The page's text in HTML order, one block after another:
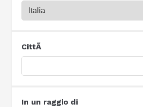
CittÃ
In un raggio di